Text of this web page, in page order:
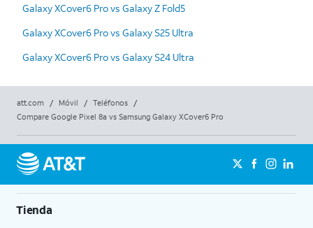
Galaxy XCover6 Pro vs Galaxy Z Fold5
Galaxy XCover6 Pro vs Galaxy S25 Ultra
Galaxy XCover6 Pro vs Galaxy S24 Ultra
att.com / Móvil / Teléfonos
/
Compare Google Pixel 8a vs Samsung Galaxy XCover6 Pro
Tienda